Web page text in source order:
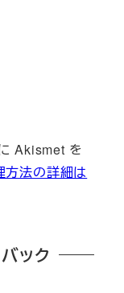
Akismet を
方法の詳細は
ック